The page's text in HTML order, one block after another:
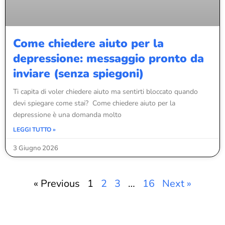
Come chiedere aiuto per la
depressione: messaggio pronto da
inviare (senza spiegoni)
Ti capita di voler chiedere aiuto ma sentirti bloccato quando
devi spiegare come stai? Come chiedere aiuto per la
depressione è una domanda molto
LEGGI TUTTO »
3 Giugno 2026
« Previous 1 2 3 … 16 Next »